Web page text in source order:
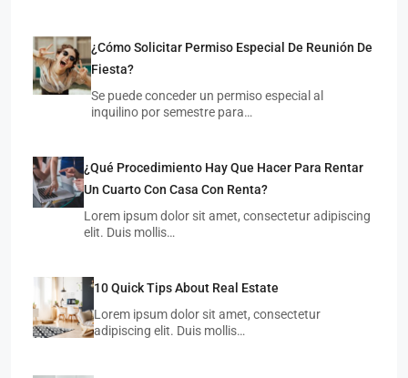
¿Cómo Solicitar Permiso Especial De Reunión De
Fiesta?
Se puede conceder un permiso especial al
inquilino por semestre para…
¿Qué Procedimiento Hay Que Hacer Para Rentar
Un Cuarto Con Casa Con Renta?
Lorem ipsum dolor sit amet, consectetur adipiscing
elit. Duis mollis…
10 Quick Tips About Real Estate
Lorem ipsum dolor sit amet, consectetur
adipiscing elit. Duis mollis…